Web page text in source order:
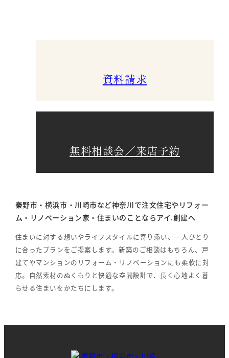
資料請求
無料相談会／来店予約
秦野市・横浜市・川崎市など神奈川で注文住宅やリフォー
ム・リノベーション家・住まいのことならアイ.創建へ
住まいに対する想いやライフスタイルに寄り添い、一人ひとり
に合ったプランをご提案します。新築のご相談はもちろん、戸
建てやマンションのリフォーム・リノベーションにも柔軟に対
応。自然素材のぬくもりと快適な空間設計で、長く心地よく暮
らせる住まいをかたちにします。